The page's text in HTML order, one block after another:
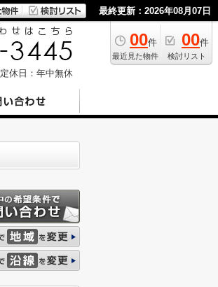
最終更新：2026年08月07日
00件
最近見た物件
00件
検討リスト
定休日：年中無休